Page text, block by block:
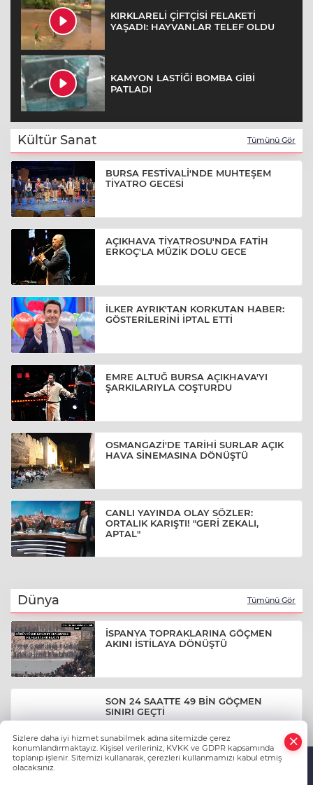
KIRKLARELİ ÇİFTÇİSİ FELAKETİ
YAŞADI: HAYVANLAR TELEF OLDU
KAMYON LASTİĞİ BOMBA GİBİ
PATLADI
Kültür Sanat Tümünü Gör
BURSA FESTİVALİ'NDE MUHTEŞEM
TİYATRO GECESİ
AÇIKHAVA TİYATROSU'NDA FATİH
ERKOÇ'LA MÜZİK DOLU GECE
İLKER AYRIK'TAN KORKUTAN HABER:
GÖSTERİLERİNİ İPTAL ETTİ
EMRE ALTUĞ BURSA AÇIKHAVA'YI
ŞARKILARIYLA COŞTURDU
OSMANGAZİ'DE TARİHİ SURLAR AÇIK
HAVA SİNEMASINA DÖNÜŞTÜ
CANLI YAYINDA OLAY SÖZLER:
ORTALIK KARIŞTI! "GERİ ZEKALI,
APTAL"
Dünya Tümünü Gör
İSPANYA TOPRAKLARINA GÖÇMEN
AKINI İSTİLAYA DÖNÜŞTÜ
SON 24 SAATTE 49 BİN GÖÇMEN
SINIRI GEÇTİ
Sizlere daha iyi hizmet sunabilmek adına sitemizde çerez
konumlandırmaktayız. Kişisel verileriniz, KVKK ve GDPR kapsamında
toplanıp işlenir. Sitemizi kullanarak, çerezleri kullanmamızı kabul etmiş
olacaksınız.